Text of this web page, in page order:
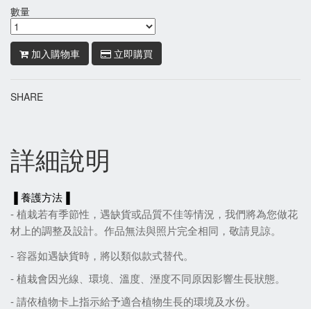
數量
加入購物車 立即購買
SHARE
詳細說明
▐ 養護方法▐
- 植栽若有季節性，遇缺貨或品質不佳等情況，我們將為您做花
材上的調整及設計。作品無法與照片完全相同，敬請見諒。
- 容器如遇缺貨時，將以類似款式替代。
- 植栽會因光線 環境 溫度 溼度不同原因影響生長狀態。
- 請依植物卡上指示給予適合植物生長的環境及水份。